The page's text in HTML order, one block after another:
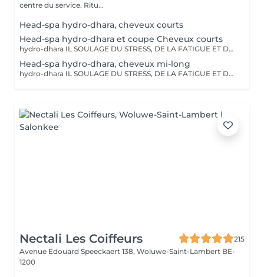
centre du service. Ritu...
Head-spa hydro-dhara, cheveux courts
Head-spa hydro-dhara et coupe Cheveux courts
hydro-dhara IL SOULAGE DU STRESS, DE LA FATIGUE ET DES TENSIONS ÉMOTIONNELLES EN RÉÉQUILIBRANT LE SYSTÈME PSY-CHO-PHYSIQUE ET EN INDUISANT UN ÉTAT DE DÉTENTE ET DE SÉRÉNITÉ. Shampooing, soin, massages, coiffage, tout est inclus!
Head-spa hydro-dhara, cheveux mi-long
hydro-dhara IL SOULAGE DU STRESS, DE LA FATIGUE ET DES TENSIONS ÉMOTIONNELLES EN RÉÉQUILIBRANT LE SYSTÈME PSY-CHO-PHYSIQUE ET EN INDUISANT UN ÉTAT DE DÉTENTE ET DE SÉRÉNITÉ. Shampooing, soin, massages, coiffage, tout est inclus!
Nectali Les Coiffeurs
215
Avenue Edouard Speeckaert 138, Woluwe-Saint-Lambert BE-
1200